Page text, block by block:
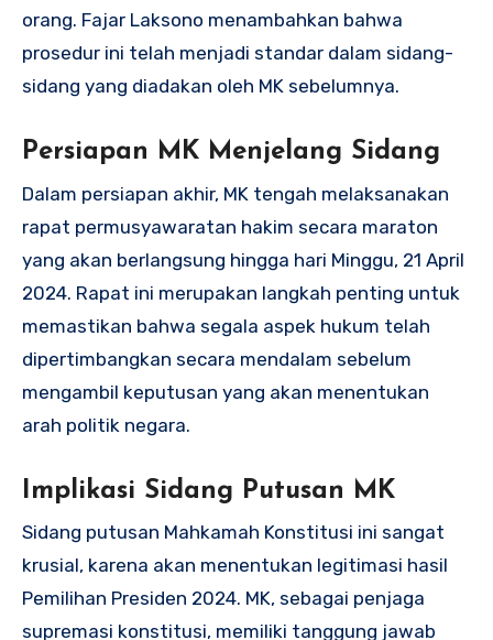
orang. Fajar Laksono menambahkan bahwa
prosedur ini telah menjadi standar dalam sidang-
sidang yang diadakan oleh MK sebelumnya.
Persiapan MK Menjelang Sidang
Dalam persiapan akhir, MK tengah melaksanakan
rapat permusyawaratan hakim secara maraton
yang akan berlangsung hingga hari Minggu, 21 April
2024. Rapat ini merupakan langkah penting untuk
memastikan bahwa segala aspek hukum telah
dipertimbangkan secara mendalam sebelum
mengambil keputusan yang akan menentukan
arah politik negara.
Implikasi Sidang Putusan MK
Sidang putusan Mahkamah Konstitusi ini sangat
krusial, karena akan menentukan legitimasi hasil
Pemilihan Presiden 2024. MK, sebagai penjaga
supremasi konstitusi, memiliki tanggung jawab